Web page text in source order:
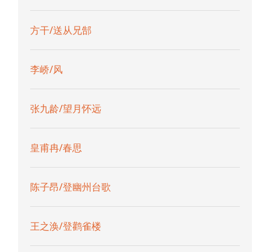
方干/送从兄郜
李峤/风
张九龄/望月怀远
皇甫冉/春思
陈子昂/登幽州台歌
王之涣/登鹳雀楼